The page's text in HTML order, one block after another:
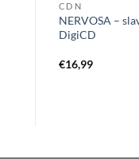
CD N
NERVOSA –
DigiCD
€16,99